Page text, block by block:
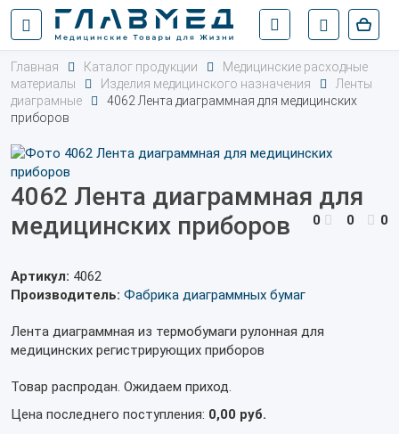
Главная Каталог продукции
Медицинские расходные
материалы
Изделия медицинского назначения
Ленты
диаграмные
4062 Лента диаграммная для медицинских
приборов
4062 Лента диаграммная для
медицинских приборов
0 0 0
Артикул: 4062
Производитель: Фабрика диаграммных бумаг
Лента диаграммная из термобумаги рулонная для
медицинских регистрирующих приборов
Товар распродан. Ожидаем приход.
Цена последнего поступления: 0,00 руб.